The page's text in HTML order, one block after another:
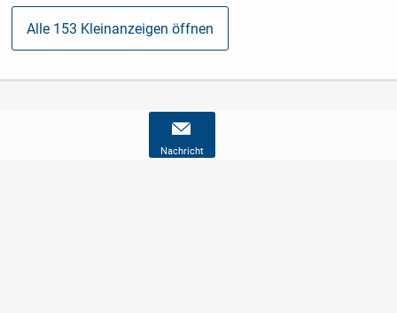
Nachricht
Alle 153 Kleinanzeigen öffnen